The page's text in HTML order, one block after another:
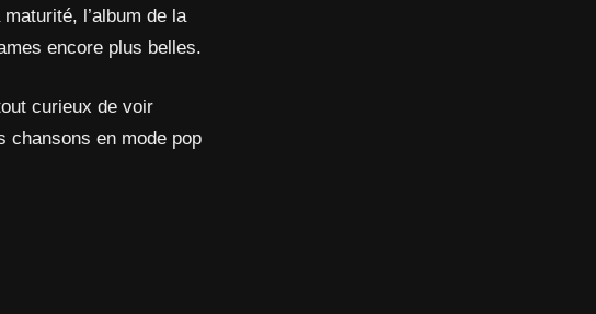
l’album de la
encore plus belles.
curieux de voir
chansons en mode pop